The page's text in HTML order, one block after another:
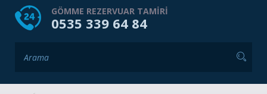
HOME HAKKIMIZDA
GÖMME REZERVUAR TAMIRI
0535 339 64 84